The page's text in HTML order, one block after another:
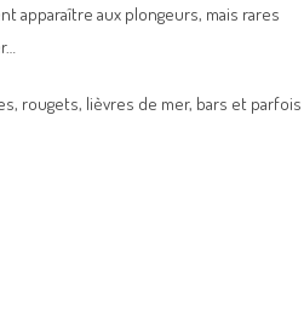
apparaître aux plongeurs, mais rares
rougets, lièvres de mer, bars et parfois